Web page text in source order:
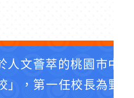
人文薈萃的桃園市中
」，第一任校長為野